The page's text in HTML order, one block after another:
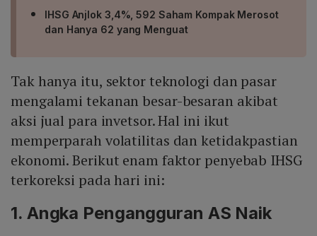
IHSG Anjlok 3,4%, 592 Saham Kompak Merosot
dan Hanya 62 yang Menguat
Tak hanya itu, sektor teknologi dan pasar
mengalami tekanan besar-besaran akibat
aksi jual para invetsor. Hal ini ikut
memperparah volatilitas dan ketidakpastian
ekonomi. Berikut enam faktor penyebab IHSG
terkoreksi pada hari ini:
1. Angka Pengangguran AS Naik